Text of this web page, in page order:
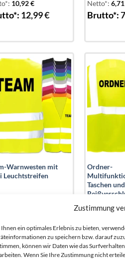
Zustimmung
Ihnen ein optimales Erlebnis zu bieten,
zu speichern bzw. darauf
können wir Daten wie das
Wenn Sie Ihre Zustimmung nicht
10,92€
12,99€
Netto*: 6,71
Brutto*:
Add to
wishlist
Warnwesten mit
Leuchtstreifen
7,99€
Ordner-
Taschen und
Brutto*: